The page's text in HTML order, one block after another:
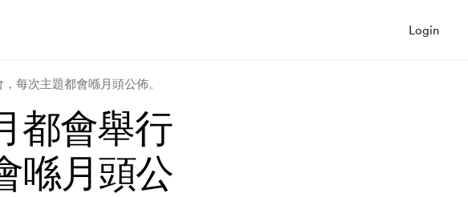
Login
每次主題都會喺月頭公佈。
都會舉行
喺月頭公